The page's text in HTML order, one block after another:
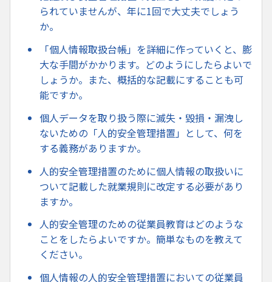
られていませんが、年に1回で大丈夫でしょう
か。
「個人情報取扱台帳」を詳細に作っていくと、膨
大な手間がかかります。どのようにしたらよいで
しょうか。また、概括的な記載にすることも可
能ですか。
個人データを取り扱う際に滅失・毀損・漏洩し
ないための「人的安全管理措置」として、何を
する義務がありますか。
人的安全管理措置のために個人情報の取扱いに
ついて記載した就業規則に改定する必要があり
ますか。
人的安全管理のための従業員教育はどのような
ことをしたらよいですか。簡単なものを教えて
ください。
個人情報の人的安全管理措置においての従業員